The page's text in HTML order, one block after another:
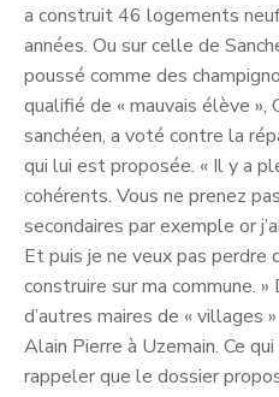
a construit 46 logements
années. Ou sur celle de
poussé comme des
qualifié de « mauvais élève »,
sanchéen, a voté contre la
qui lui est proposée. « Il y a
cohérents. Vous ne prenez
secondaires par exemple or
Et puis je ne veux pas perdre
construire sur ma commune.
d’autres maires de «
Alain Pierre à Uzemain. Ce
rappeler que le dossier